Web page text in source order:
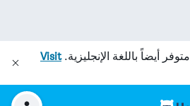
متوفر أيضاً باللغة الإنجليزية.Visit